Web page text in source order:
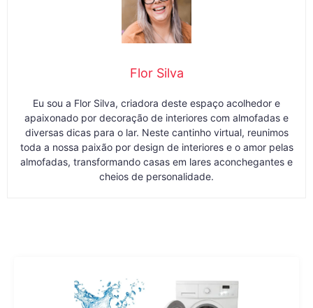
Flor Silva
Eu sou a Flor Silva, criadora deste espaço acolhedor e
apaixonado por decoração de interiores com almofadas e
diversas dicas para o lar. Neste cantinho virtual, reunimos
toda a nossa paixão por design de interiores e o amor pelas
almofadas, transformando casas em lares aconchegantes e
cheios de personalidade.